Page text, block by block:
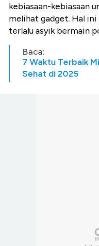
kebiasaan-kebiasaan
melihat gadget. Hal
terlalu asyik bermain
Baca:
7 Waktu Terbaik
Sehat di 2025